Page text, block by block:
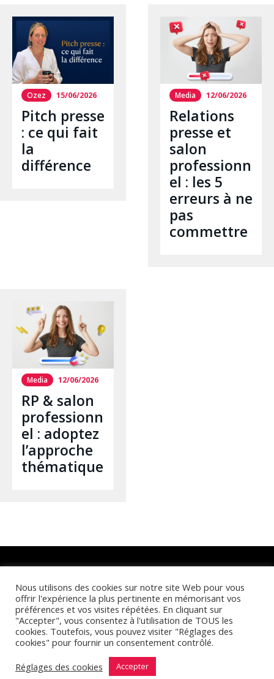
Ozez 15/06/2026
Pitch presse
: ce qui fait
la
différence
Media 12/06/2026
Relations
presse et
salon
professionn
el : les 5
erreurs à ne
pas
commettre
Media 12/06/2026
RP & salon
professionn
el : adoptez
l’approche
thématique
© Cymbioz 2025 |Mentions Légales
Nous utilisons des cookies sur notre site Web pour vous
offrir l'expérience la plus pertinente en mémorisant vos
préférences et vos visites répétées. En cliquant sur
"Accepter", vous consentez à l'utilisation de TOUS les
cookies. Toutefois, vous pouvez visiter "Réglages des
cookies" pour fournir un consentement contrôlé.
Réglages des cookies
Accepter